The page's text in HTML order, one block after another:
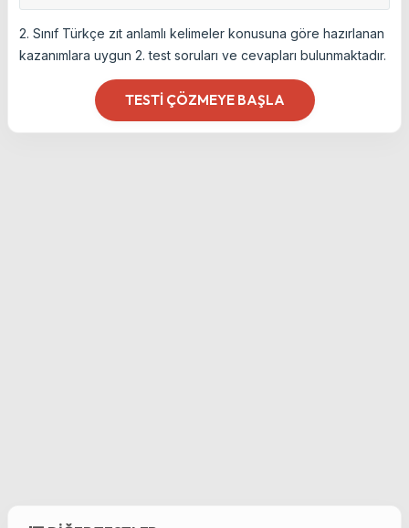
2. Sınıf Türkçe zıt anlamlı kelimeler konusuna göre hazırlanan
kazanımlara uygun 2. test soruları ve cevapları bulunmaktadır.
TESTI ÇÖZMEYE BAŞLA